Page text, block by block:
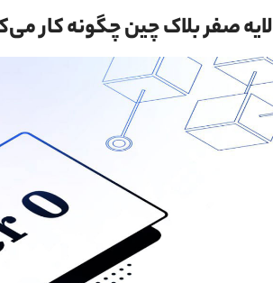
لایه صفر بلاک چین چگونه کار